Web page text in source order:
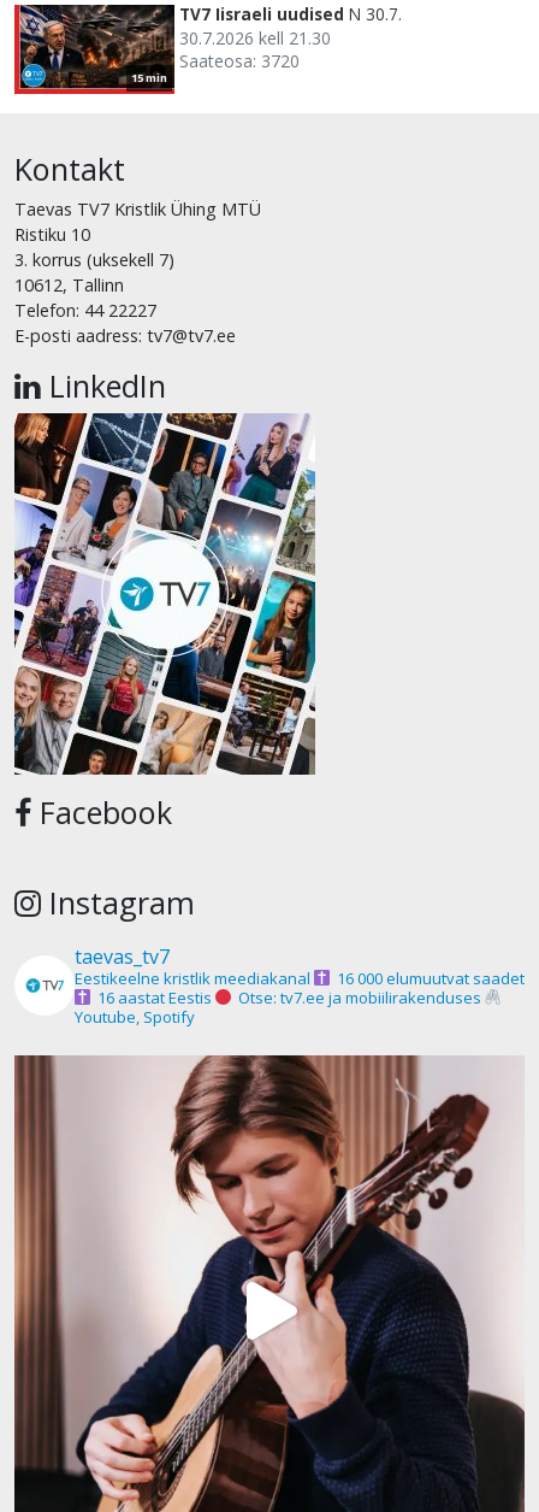
15 min
TV7 Iisraeli uudised N 30.7.
30.7.2026 kell 21.30
Saateosa: 3720
Kontakt
Taevas TV7 Kristlik Ühing MTÜ
Ristiku 10
3. korrus (uksekell 7)
10612, Tallinn
Telefon: 44 22227
E-posti aadress: tv7@tv7.ee
LinkedIn
Facebook
Instagram
taevas_tv7
Eestikeelne kristlik meediakanal
16 000 elumuutvat saadet
16 aastat Eestis
Otse: tv7.ee ja mobiilirakenduses
Youtube, Spotify